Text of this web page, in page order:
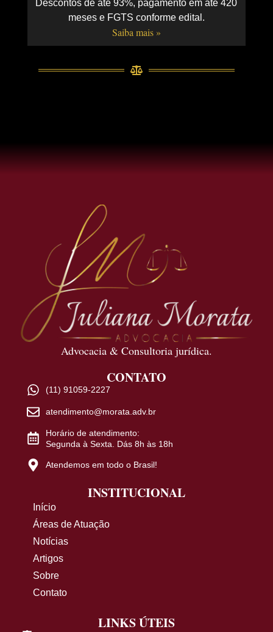
Descontos de até 93%, pagamento em até 420
meses e FGTS conforme edital.
Saiba mais »
Advocacia & Consultoria jurídica.
CONTATO
(11) 91059-2227
atendimento@morata.adv.br
Horário de atendimento:
Segunda à Sexta. Dás 8h às 18h
Atendemos em todo o Brasil!
INSTITUCIONAL
Início
Áreas de Atuação
Notícias
Artigos
Sobre
Contato
LINKS ÚTEIS